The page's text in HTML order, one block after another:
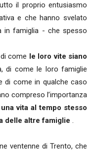
il proprio entusiasmo
e che hanno svelato
in famiglia - che spesso
come le loro vite siano
di come le loro famiglie
di come in qualche caso
compreso l’importanza
una vita al tempo stesso
delle altre famiglie .
ventenne di Trento, che